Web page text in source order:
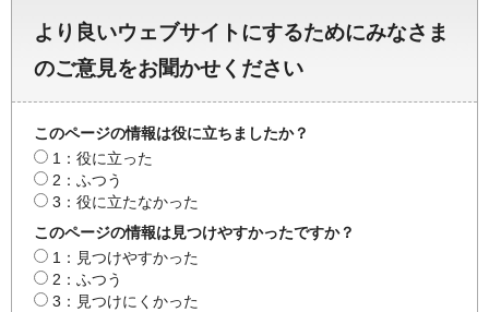
より良いウェブサイトにするためにみなさま
のご意見をお聞かせください
このページの情報は役に立ちましたか？
1：役に立った
2：ふつう
3：役に立たなかった
このページの情報は見つけやすかったですか？
1：見つけやすかった
2：ふつう
3：見つけにくかった